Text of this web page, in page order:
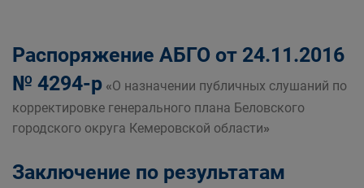
Распоряжение АБГО от 24.11.2016
№ 4294-р «О назначении публичных слушаний по
корректировке генерального плана Беловского
городского округа Кемеровской области»
Заключение по результатам